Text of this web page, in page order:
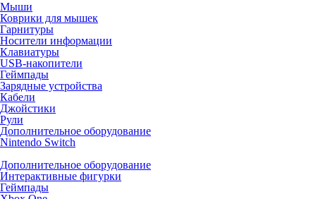
Мыши
Коврики для мышек
Гарнитуры
Носители информации
Клавиатуры
USB-накопители
Геймпады
Зарядные устройства
Кабели
Джойстики
Рули
Дополнительное оборудование
Nintendo Switch
Дополнительное оборудование
Интерактивные фигурки
Геймпады